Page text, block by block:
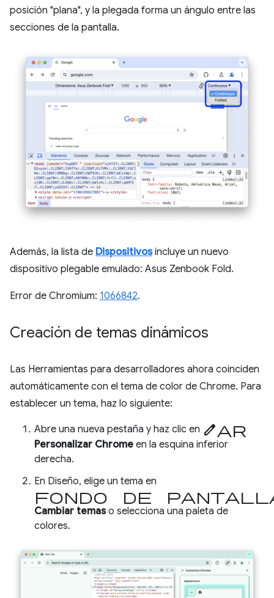
posición "plana", y la plegada forma un ángulo entre las
secciones de la pantalla.
Además, la lista de Dispositivosincluye un nuevo
dispositivo plegable emulado: Asus Zenbook Fold.
Error de Chromium: 1066842.
Creación de temas dinámicos
Las Herramientas para desarrolladores ahora coinciden
automáticamente con el tema de color de Chrome. Para
establecer un tema, haz lo siguiente:
Abre una nueva pestaña y haz clic en Editar
Personalizar Chrome en la esquina inferior
derecha.
En Diseño, elige un tema en
Fondo de
Cambiar temaso selecciona una paleta de
colores.